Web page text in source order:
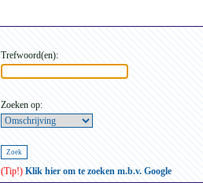
Trefwoord(en):
Zoeken op:
(Tip!) Klik hier om te zoeken m.b.v. Google